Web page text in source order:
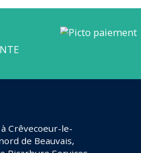
Crêvecoeur-le-
de Beauvais,